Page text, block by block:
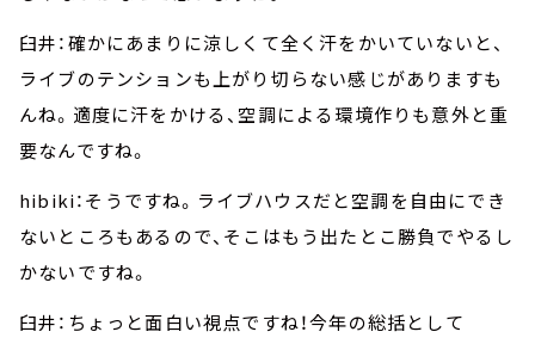
臼井：確かにあまりに涼しくて全く汗をかいていないと、
ライブのテンションも上がり切らない感じがありますも
んね。適度に汗をかける、空調による環境作りも意外と重
要なんですね。
hibiki：そうですね。ライブハウスだと空調を自由にでき
ないところもあるので、そこはもう出たとこ勝負でやるし
かないですね。
臼井：ちょっと面白い視点ですね！今年の総括として